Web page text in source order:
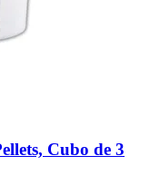
Cubo de 3